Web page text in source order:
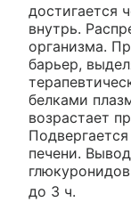
достигается
внутрь.
организма.
барьер,
белками
возрастает
печени.
до 3 ч.